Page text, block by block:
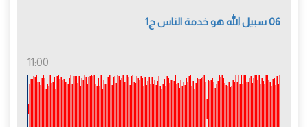
06 سبيل الله هو خدمة الناس ج1
11:00